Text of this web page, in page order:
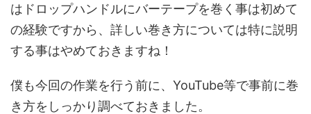
はドロップハンドルにバーテープを巻く事は初めて
の経験ですから、詳しい巻き方については特に説明
する事はやめておきますね！
僕も今回の作業を行う前に、YouTube等で事前に巻
き方をしっかり調べておきました。